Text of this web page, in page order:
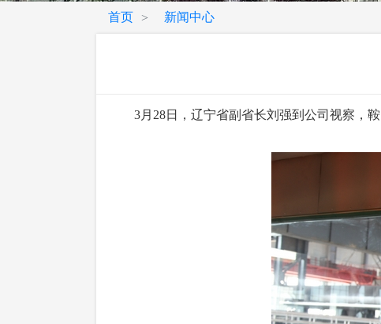
首页 > 新闻中心
3月28日，辽宁省副省长刘强到公司视察，鞍